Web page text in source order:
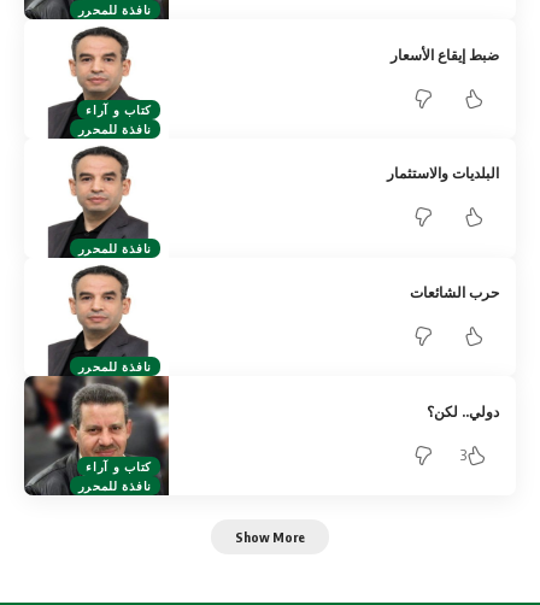
نافذة للمحرر
كتاب و آراء
نافذة للمحرر
ضبط إيقاع الأسعار
نافذة للمحرر
البلديات والاستثمار
نافذة للمحرر
حرب الشائعات
كتاب و آراء
نافذة للمحرر
دولي.. لكن؟
3
Show More